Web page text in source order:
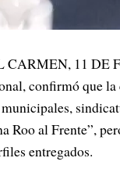
11 DE
confirmó que la
Roo al Frente”,
entregados.